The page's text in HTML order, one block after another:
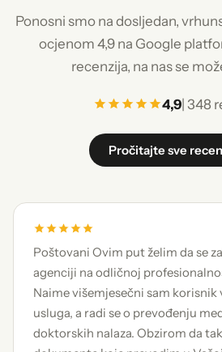
Poštovani Ovim put želim da se
agenciji na odličnoj
Naime višemjesečni sam
usluga, a radi se o prevođenju
doktorskih nalaza. Obzirom da
Ponosni smo na dosljedan,
ocjenom 4,9 na Google
recenzija, na nas se
4,9| 348
Pročitajte sve